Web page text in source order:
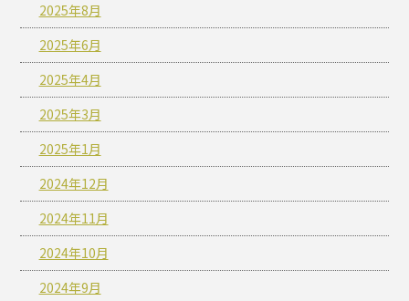
2025年8月
2025年6月
2025年4月
2025年3月
2025年1月
2024年12月
2024年11月
2024年10月
2024年9月